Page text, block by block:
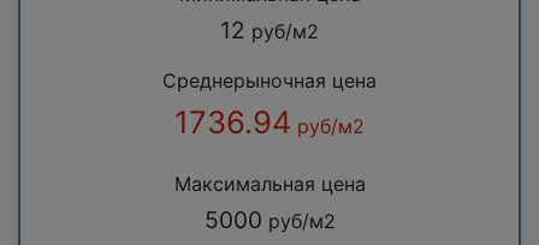
12 руб/м2
Среднерыночная цена
1736.94 руб/м2
Максимальная цена
5000 руб/м2